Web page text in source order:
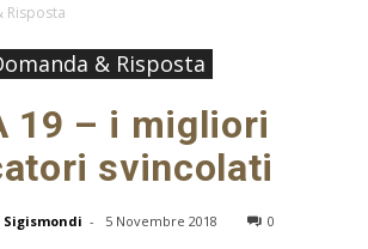
Risposta
& Risposta
19 – i migliori
svincolati
Sigismondi - 5 Novembre 2018 0